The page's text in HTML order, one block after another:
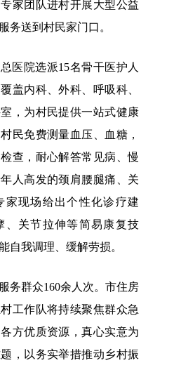
家团队进村开展大型公益
务送到村民家门口。
医院选派15名骨干医护人
盖内科、外科、呼吸科、
，为村民提供一站式健康
民免费测量血压、血糖，
查，耐心解答常见病、慢
人高发的颈肩腰腿痛、关
家现场给出个性化诊疗建
、关节拉伸等简易康复技
自我调理、缓解劳损。
务群众160余人次。市住房
工作队将持续聚焦群众急
方优质资源，真心实意为
，以务实举措推动乡村振